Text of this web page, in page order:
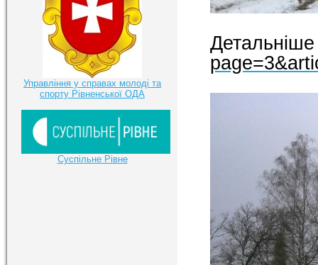
Управління у справах молоді та
спорту Рівненської ОДА
Суспільне Рівне